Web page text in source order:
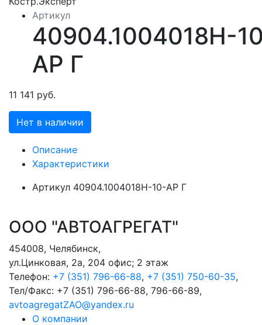
Артикул
40904.1004018Н-
АР Г
11 141 руб.
Нет в наличии
Описание
Характеристики
Артикул 40904.1004018Н-10-АР Г
ООО "АВТОАГРЕГАТ"
454008, Челябинск,
ул.Цинковая, 2а, 204 офис; 2 этаж
Телефон: +7 (351) 796-66-88, +7 (351) 750-60-35,
Тел/Факс: +7 (351) 796-66-88, 796-66-89,
avtoagregatZAO@yandex.ru
О компании